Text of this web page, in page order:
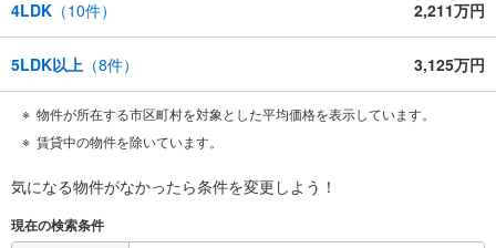
4LDK （10件） 2,211万円
5LDK以上 （8件） 3,125万円
物件が所在する市区町村を対象とした平均価格を表示しています。
賃貸中の物件を除いています。
気になる物件がなかったら条件を変更しよう！
現在の検索条件